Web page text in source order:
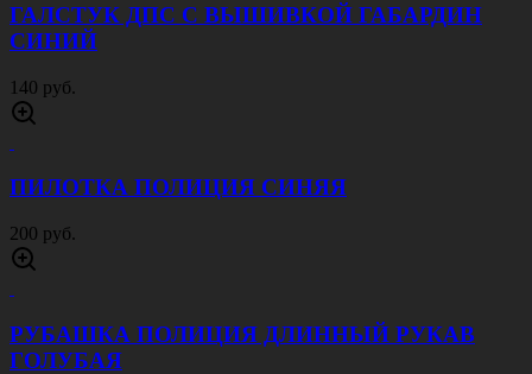
ГАЛСТУК ДПС С ВЫШИВКОЙ ГАБАРДИН
СИНИЙ
140 руб.
ПИЛОТКА ПОЛИЦИЯ СИНЯЯ
200 руб.
РУБАШКА ПОЛИЦИЯ ДЛИННЫЙ РУКАВ
ГОЛУБАЯ